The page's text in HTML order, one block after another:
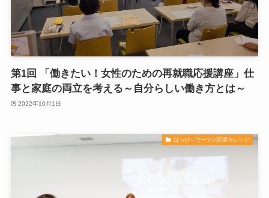
第1回 「働きたい！女性のための再就職応援講座」仕
事と家庭の両立を考える～自分らしい働き方とは～
2022年10月1日
はっぴ～ウーマン応援カレッジ